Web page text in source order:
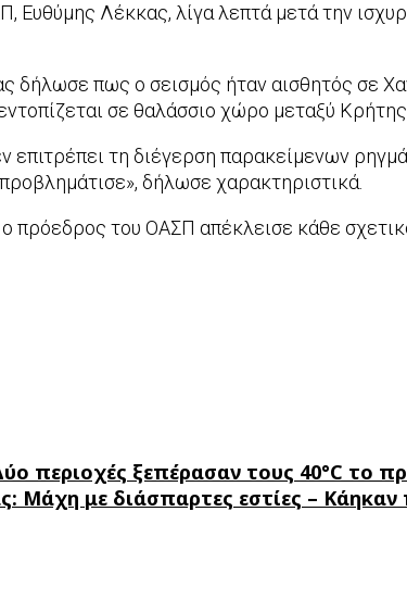
Λέκκας, λίγα λεπτά μετά την
πως ο σεισμός ήταν αισθητός σε
σε θαλάσσιο χώρο μεταξύ
τη διέγερση παρακείμενων
δήλωσε χαρακτηριστικά.
του ΟΑΣΠ απέκλεισε κάθε
περιοχές ξεπέρασαν τους 40°C το
Μάχη με διάσπαρτες εστίες –